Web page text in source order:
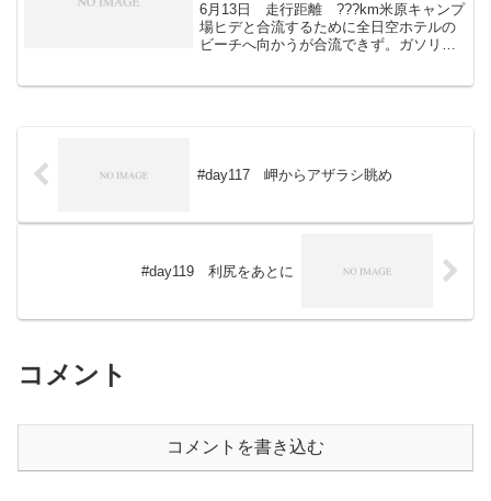
6月13日 走行距離 ???km米原キャンプ
場ヒデと合流するために全日空ホテルの
ビーチへ向かうが合流できず。ガソリン
#day117 岬からアザラシ眺め
#day119 利尻をあとに
コメント
コメントを書き込む